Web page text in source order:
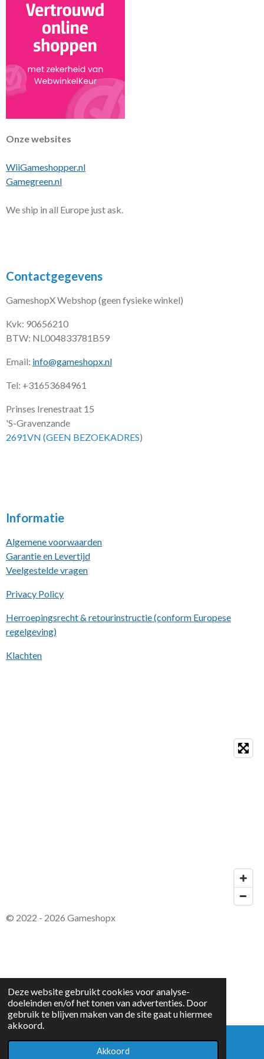
Deze website gebruikt cookies voor analyse-
doeleinden en/of het tonen van advertenties. Door
gebruik te blijven maken van de site gaat u hiermee
akkoord.
Akkoord
Onze websites
WiiGameshopper.nl
Gamegreen.nl
We ship in all Europe just ask.
Contactgegevens
GameshopX Webshop (geen fysieke winkel)
Kvk: 90656210
BTW: NL004833781B59
Email: info@gameshopx.nl
Tel: +31653684961
Prinses Irenestraat 15
'S-Gravenzande
2691VN (GEEN BEZOEKADRES)
Informatie
Algemene voorwaarden
Garantie en Levertijd
Veelgestelde vragen
Privacy Policy
Herroepingsrecht & retourinstructie (conform Europese
regelgeving)
Klachten
© 2022 - 2026 Gameshopx